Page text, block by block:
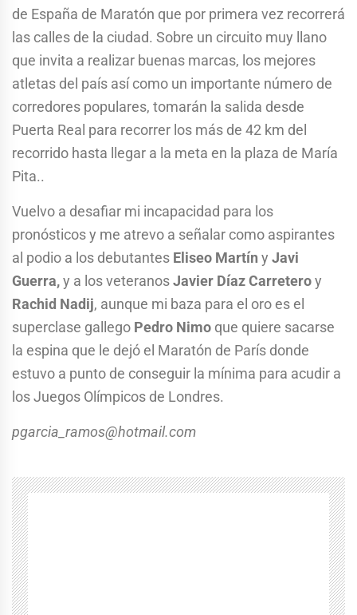
de España de Maratón que por primera vez recorrerá
las calles de la ciudad. Sobre un circuito muy llano
que invita a realizar buenas marcas, los mejores
atletas del país así como un importante número de
corredores populares, tomarán la salida desde
Puerta Real para recorrer los más de 42 km del
recorrido hasta llegar a la meta en la plaza de María
Pita..
Vuelvo a desafiar mi incapacidad para los
pronósticos y me atrevo a señalar como aspirantes
al podio a los debutantes Eliseo Martín y Javi
Guerra,y a los veteranosJavier Díaz Carreteroy
Rachid Nadij, aunque mi baza para el oro es el
superclase gallego Pedro Nimo que quiere sacarse
la espina que le dejó el Maratón de París donde
estuvo a punto de conseguir la mínima para acudir a
los Juegos Olímpicos de Londres.
pgarcia_ramos@hotmail.com